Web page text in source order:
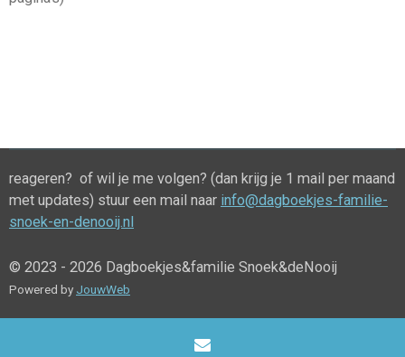
reageren? of wil je me volgen? (dan krijg je 1 mail per maand
met updates) stuur een mail naar info@dagboekjes-familie-
snoek-en-denooij.nl
© 2023 - 2026 Dagboekjes&familie Snoek&deNooij
Powered by JouwWeb